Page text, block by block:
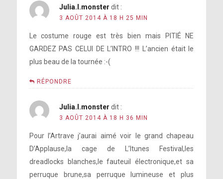
Julia.l.monster dit :
3 AOÛT 2014 À 18 H 25 MIN
Le costume rouge est très bien mais PITIÉ NE
GARDEZ PAS CELUI DE L’INTRO !!! L’ancien était le
plus beau de la tournée :-(
RÉPONDRE
Julia.l.monster dit :
3 AOÛT 2014 À 18 H 36 MIN
Pour l’Artrave j’aurai aimé voir le grand chapeau
D’Applause,la cage de L’Itunes Festival,les
dreadlocks blanches,le fauteuil électronique,et sa
perruque brune,sa perruque lumineuse et plus